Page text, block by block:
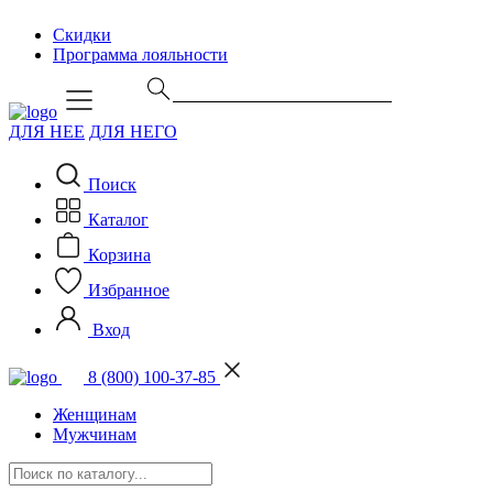
Скидки
Программа лояльности
ДЛЯ НЕЕ ДЛЯ НЕГО
Поиск
Каталог
Корзина
Избранное
Вход
8 (800) 100-37-85
Женщинам
Мужчинам